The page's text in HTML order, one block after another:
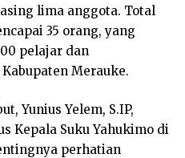
lima anggota. Total
35 orang, yang
pelajar dan
Merauke.
Yunius Yelem, S.IP,
Kepala Suku Yahukimo di
perhatian